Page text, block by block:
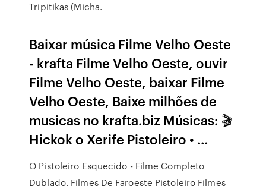
Tripitikas (Micha.
Baixar música Filme Velho Oeste
- krafta Filme Velho Oeste, ouvir
Filme Velho Oeste, baixar Filme
Velho Oeste, Baixe milhões de
musicas no krafta.biz Músicas: 🎬
Hickok o Xerife Pistoleiro • …
O Pistoleiro Esquecido - Filme Completo
Dublado. Filmes De Faroeste Pistoleiro Filmes